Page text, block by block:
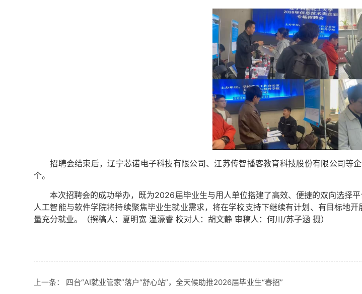
招聘会结束后，辽宁芯诺电子科技有限公司、江苏传智播客教育科技股份有限公司
个。
本次招聘会的成功举办，既为2026届毕业生与用人单位搭建了高效、便捷的双向选择
人工智能与软件学院将持续聚焦毕业生就业需求，将在学校支持下继续有计划、有目标地
量充分就业。
（撰稿人：夏明宽 温濠睿 校对人：胡文静 审稿人：何川/苏子涵 摄）
上一条： 四台“AI就业管家”落户“舒心站”，全天候助推2026届毕业生“春招”